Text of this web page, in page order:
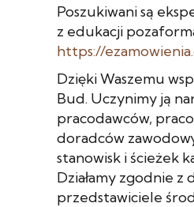
Poszukiwani są
z edukacji
https://
Dzięki Waszemu
Bud. Uczynimy ją
pracodawców,
doradców
stanowisk i ścieżek
Działamy zgodnie
przedstawiciele